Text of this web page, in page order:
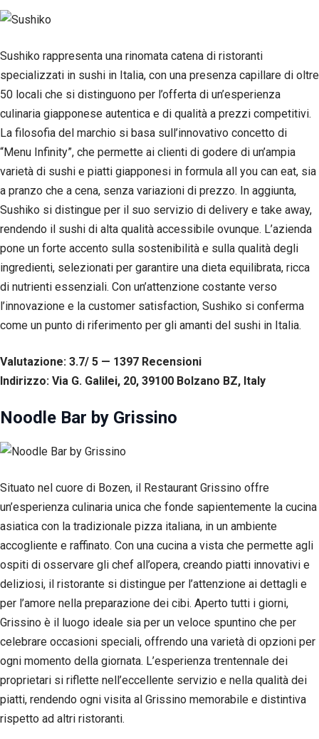
Sushiko rappresenta una rinomata catena di ristoranti
specializzati in sushi in Italia, con una presenza capillare di oltre
50 locali che si distinguono per l’offerta di un’esperienza
culinaria giapponese autentica e di qualità a prezzi competitivi.
La filosofia del marchio si basa sull’innovativo concetto di
“Menu Infinity”, che permette ai clienti di godere di un’ampia
varietà di sushi e piatti giapponesi in formula all you can eat, sia
a pranzo che a cena, senza variazioni di prezzo. In aggiunta,
Sushiko si distingue per il suo servizio di delivery e take away,
rendendo il sushi di alta qualità accessibile ovunque. L’azienda
pone un forte accento sulla sostenibilità e sulla qualità degli
ingredienti, selezionati per garantire una dieta equilibrata, ricca
di nutrienti essenziali. Con un’attenzione costante verso
l’innovazione e la customer satisfaction, Sushiko si conferma
come un punto di riferimento per gli amanti del sushi in Italia.
Valutazione: 3.7/ 5 — 1397 Recensioni
Indirizzo: Via G. Galilei, 20, 39100 Bolzano BZ, Italy
Noodle Bar by Grissino
Situato nel cuore di Bozen, il Restaurant Grissino offre
un’esperienza culinaria unica che fonde sapientemente la cucina
asiatica con la tradizionale pizza italiana, in un ambiente
accogliente e raffinato. Con una cucina a vista che permette agli
ospiti di osservare gli chef all’opera, creando piatti innovativi e
deliziosi, il ristorante si distingue per l’attenzione ai dettagli e
per l’amore nella preparazione dei cibi. Aperto tutti i giorni,
Grissino è il luogo ideale sia per un veloce spuntino che per
celebrare occasioni speciali, offrendo una varietà di opzioni per
ogni momento della giornata. L’esperienza trentennale dei
proprietari si riflette nell’eccellente servizio e nella qualità dei
piatti, rendendo ogni visita al Grissino memorabile e distintiva
rispetto ad altri ristoranti.
Necessari
non sono
facoltativi.
Sono
necessari per il
funzionamento
del sito web.
Statistiche
Per
consentirci
migliorare
la
funzionalità
e la
struttura
del sito
base
del sito
web
stesso.
Per
permettere
esperienza
navigazione
sul nostro
sito durante
la tua visita.
Se rifiuti
questi
alcune
funzioni del
sito non
saranno
disponibili.
Marketing
Condividendo i